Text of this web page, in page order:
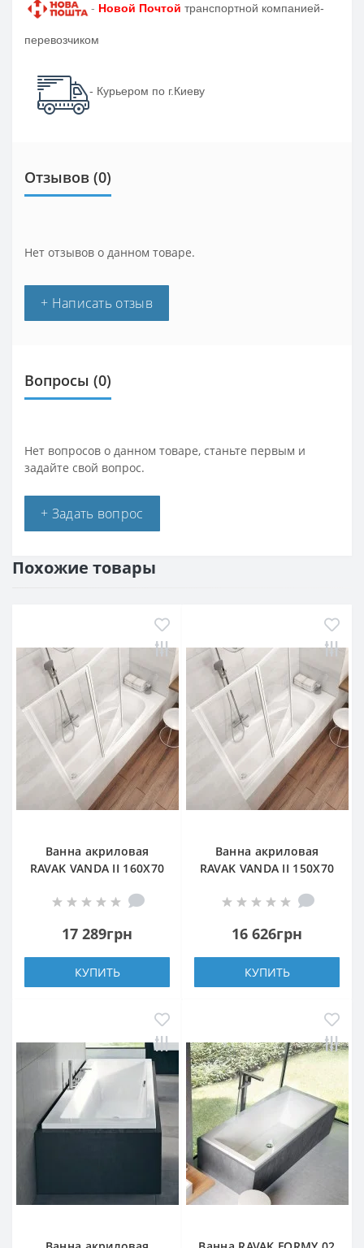
- Новой Почтой транспортной компанией-
перевозчиком
- Курьером по г.Киеву
Отзывов (0)
Нет отзывов о данном товаре.
+ Написать отзыв
Вопросы (0)
Нет вопросов о данном товаре, станьте первым и
задайте свой вопрос.
+ Задать вопрос
Похожие товары
Ванна акриловая
RAVAK VANDA II 160X70
17 289грн
КУПИТЬ
Ванна акриловая
RAVAK VANDA II 150X70
16 626грн
КУПИТЬ